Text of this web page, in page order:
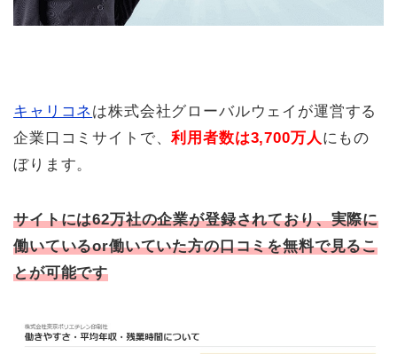
キャリコネは株式会社グローバルウェイが運営する
企業口コミサイトで、利用者数は3,700万人にもの
ぼります。
サイトには62万社の企業が登録されており、実際に
働いているor働いていた方の口コミを無料で見るこ
とが可能です